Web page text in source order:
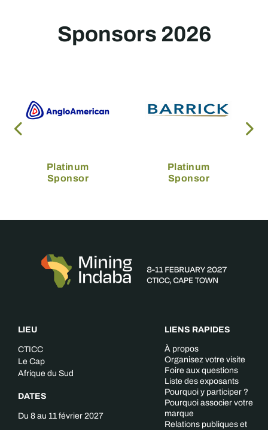
Sponsors 2026
Platinum
Sponsor
Platinum
Sponsor
LIEU
CTICC
Le Cap
Afrique du Sud
DATES
Du 8 au 11 février 2027
LIENS RAPIDES
À propos
Organisez votre visite
Foire aux questions
Liste des exposants
Pourquoi y participer ?
Pourquoi associer votre
marque
Relations publiques et